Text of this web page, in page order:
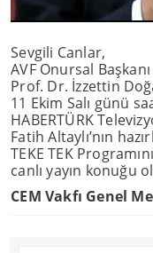
Sevgili Canlar,
AVF Onursal Başkanı
Prof. Dr. İzzettin
11 Ekim Salı günü
HABERTÜRK
Fatih Altaylı’nın
TEKE TEK
canlı yayın konuğu
CEM Vakfı Genel